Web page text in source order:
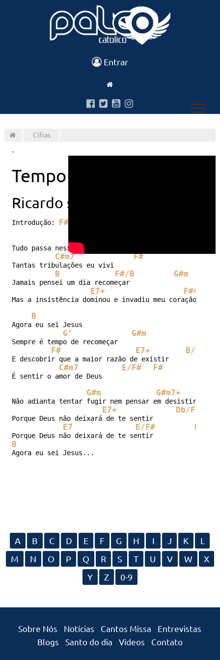
Entrar
Cifras
-
Tempo de recomecar
Ricardo sa
Introdução: F#/E
Tudo passa nessa vida eu bem sei
C#m7 F#
Tantas tribulações eu vivi
B F#/B G#m
Jamais pensei um dia recomeçar
E7+ F#4
Mas a insistência dominou e invadiu meu coração
B
Agora eu sei Jesus
G° G#m
Sempre é tempo de recomeçar
F# E7+ B/D#
E descobrir que a maior razão de existir
C#m7 E/F# F#
É sentir o amor de Deus
G#m G#m7+
Não adianta tentar fugir nem pensar em desistir
E7+ Db/F
Porque Deus não deixará de te sentir
E7 E/F# B
B
Agora eu sei Jesus...
A B C D E F G H I J K
L
M
N O P Q R S T U V W
X
Y
Z 0-9
Sobre Nós Notícias Cantos Missa
Entrevistas
Blogs
Santo do dia Videos Contato